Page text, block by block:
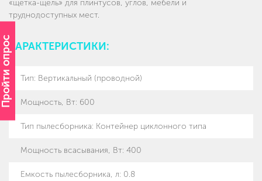
Пройти опрос
«щётка-щель» для плинтусов, углов, мебели и
труднодоступных мест.
ХАРАКТЕРИСТИКИ:
Тип: Вертикальный (проводной)
Мощность, Вт: 600
Тип пылесборника: Контейнер циклонного типа
Мощность всасывания, Вт: 400
Емкость пылесборника, л: 0.8